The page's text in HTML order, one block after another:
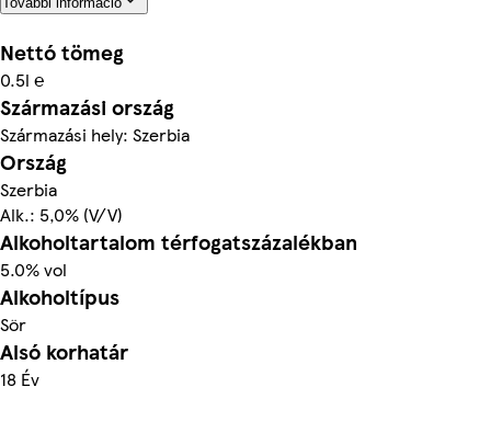
Nettó tömeg
0.5l ℮
Származási ország
Származási hely: Szerbia
Ország
Szerbia
Alk.: 5,0% (V/V)
Alkoholtartalom térfogatszázalékban
5.0% vol
Alkoholtípus
Sör
Alsó korhatár
18 Év